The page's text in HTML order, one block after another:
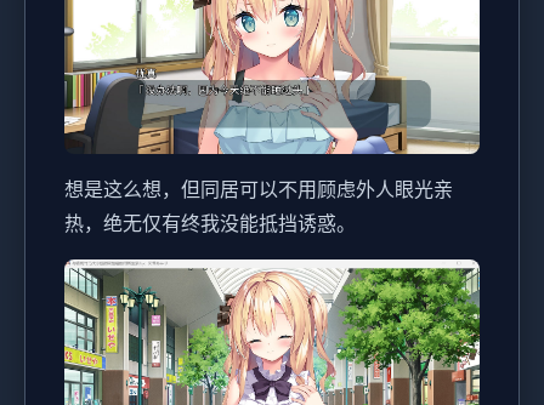
想是这么想，但同居可以不用顾虑外人眼光亲
热，绝无仅有终我没能抵挡诱惑。